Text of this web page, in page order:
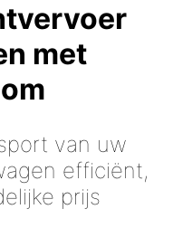
met
van uw
efficiënt,
prijs